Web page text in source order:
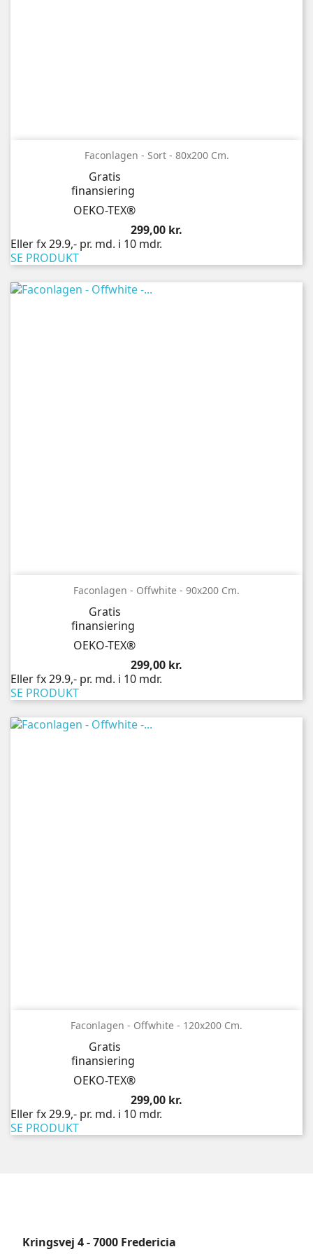
Faconlagen - Sort - 80x200 Cm.
Gratis
finansiering
OEKO-TEX®
Pris
299,00 kr.
Eller fx 29.9,- pr. md. i 10 mdr.
SE PRODUKT
Faconlagen - Offwhite - 90x200 Cm.
Gratis
finansiering
OEKO-TEX®
Pris
299,00 kr.
Eller fx 29.9,- pr. md. i 10 mdr.
SE PRODUKT
Faconlagen - Offwhite - 120x200 Cm.
Gratis
finansiering
OEKO-TEX®
Pris
299,00 kr.
Eller fx 29.9,- pr. md. i 10 mdr.
SE PRODUKT
Kringsvej 4 - 7000 Fredericia